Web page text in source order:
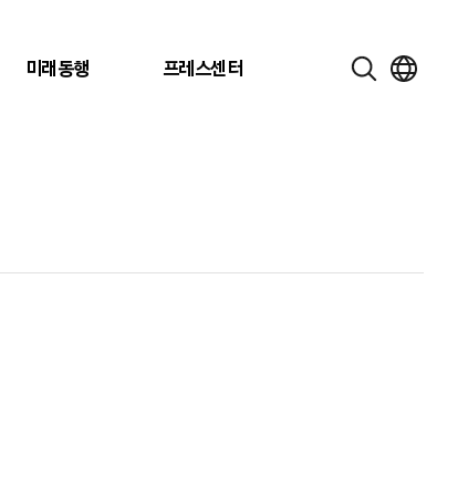
미래동행 프레스센터